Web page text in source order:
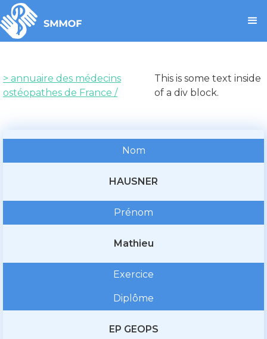
> annuaire des médecins
ostéopathes de France /
This is some text inside
of a div block.
Nom
HAUSNER
Prénom
Mathieu
Exercice
Diplôme
EP GEOPS